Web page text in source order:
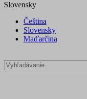
Slovensky
Čeština
Slovensky
Maďarčina